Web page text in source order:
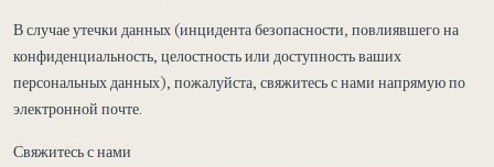
В случае утечки данных (инцидента безопасности, повлиявшего на
конфиденциальность, целостность или доступность ваших
персональных данных), пожалуйста, свяжитесь с нами напрямую по
электронной почте.
Свяжитесь с нами